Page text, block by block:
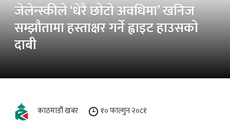
जेलेन्स्कीले ‘धेरै छोटो अवधिमा’ खनिज
सम्झौतामा हस्ताक्षर गर्ने ह्वाइट हाउसको
दाबी
काठमाडौं खबर १० फाल्गुन २०८१